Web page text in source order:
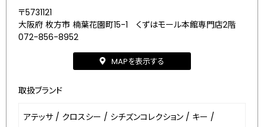
〒5731121
大阪府 枚方市 楠葉花園町15-1 くずはモール本館専門店2階
072-856-8952
MAPを表示する
取扱ブランド
アテッサ / クロスシー / シチズンコレクション / キー /